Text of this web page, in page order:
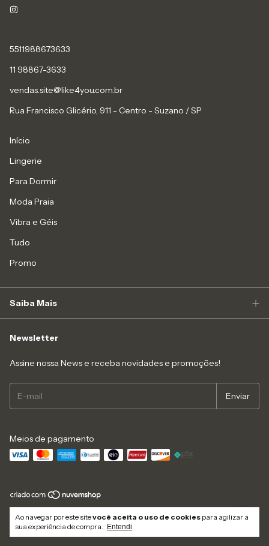
Ao navegar por este sitevocê aceita o uso de cookies para agilizar a
sua experiência de compra.
Entendi
5511988673633
11 98867-3633
vendas.site@like4you.com.br
Rua Francisco Glicério, 911 - Centro - Suzano / SP
Início
Lingerie
Para Dormir
Moda Praia
Vibra e Géis
Tudo
Promo
Saiba Mais
Newsletter
Assine nossa News e receba novidades e promoções!
Meios de pagamento
Copyright Like4you Moda Intima Ltda - 16547545000152 - 2026. Todos os
direitos reservados.